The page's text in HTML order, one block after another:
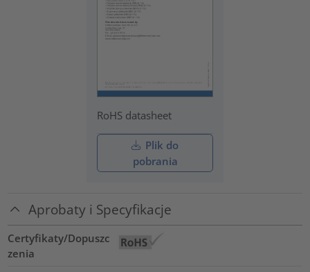
RoHS datasheet
Plik do
pobrania
Aprobaty i Specyfikacje
Certyfikaty/Dopuszc
zenia